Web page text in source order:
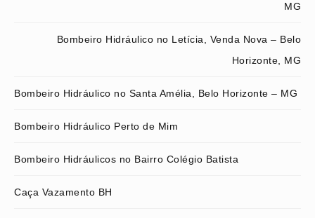
MG
Bombeiro Hidráulico no Letícia, Venda Nova – Belo
Horizonte, MG
Bombeiro Hidráulico no Santa Amélia, Belo Horizonte – MG
Bombeiro Hidráulico Perto de Mim
Bombeiro Hidráulicos no Bairro Colégio Batista
Caça Vazamento BH